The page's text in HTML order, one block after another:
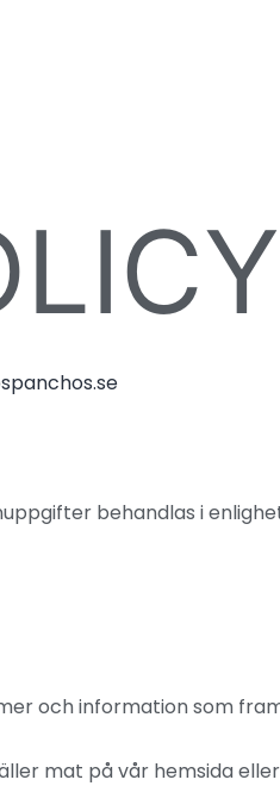
behandlas i
och information som
mat på vår hemsida